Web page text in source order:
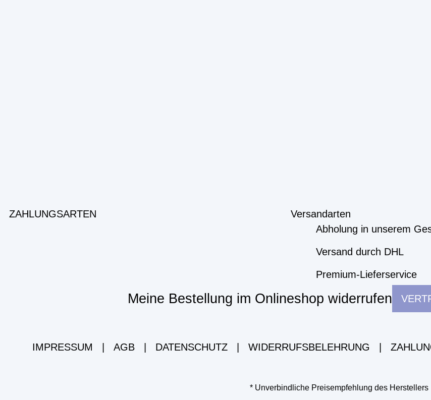
ZAHLUNGSARTEN
Versandarten
Abholung in unserem
Versand durch DHL
Premium-Lieferservice
Meine Bestellung im Onlineshop widerrufen
IMPRESSUM AGB DATENSCHUTZ WIDERRUFSBELEHRUNG
* Unverbindliche Preisempfehlung des Herstellers